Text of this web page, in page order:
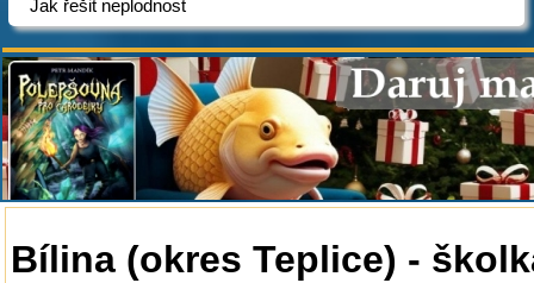
Jak řešit neplodnost
Bílina (okres Teplice) -